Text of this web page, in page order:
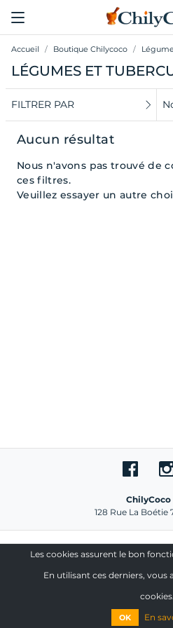
Accueil Boutique Chilycoco
LÉGUMES ET
FILTRER PAR
Aucun résultat
Nous n'avons pas trouvé de
ces filtres.
Veuillez essayer un autre
ChilyCoco
128 Rue La Boétie
© 2026ChilyCoco. Tous
Les cookies assurent le bon
En utilisant ces derniers, vous
cookies.
OK En